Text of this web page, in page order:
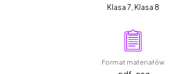
Klasa 7, Klasa 8
Format materiałów